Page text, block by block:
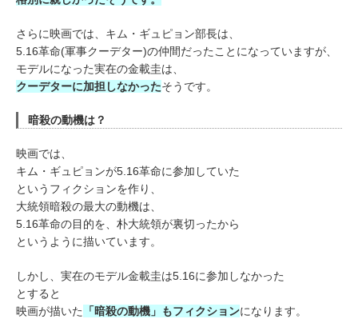
さらに映画では、キム・ギュピョン部長は、
5.16革命(軍事クーデター)の仲間だったことになっていますが、
モデルになった実在の金載圭は、
クーデターに加担しなかったそうです。
暗殺の動機は？
映画では、
キム・ギュピョンが5.16革命に参加していた
というフィクションを作り、
大統領暗殺の最大の動機は、
5.16革命の目的を、朴大統領が裏切ったから
というように描いています。
しかし、実在のモデル金載圭は5.16に参加しなかった
とすると
映画が描いた
「暗殺の動機」もフィクションになります。